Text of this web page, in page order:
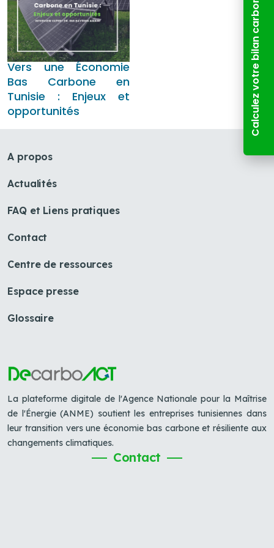
Vers une Économie
Bas Carbone en
Tunisie : Enjeux et
opportunités
A propos
Actualités
FAQ et Liens pratiques
Contact
Centre de ressources
Espace presse
Glossaire
La plateforme digitale de l'Agence Nationale pour la Maîtrise
de l'Énergie (ANME) soutient les entreprises tunisiennes dans
leur transition vers une économie bas carbone et résiliente aux
changements climatiques.
Contact
Calculez votre bilan carbone